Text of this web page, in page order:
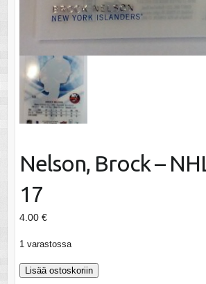
Nelson, Brock –
17
4.00 €
1 varastossa
Nelson,
Lisää ostoskoriin